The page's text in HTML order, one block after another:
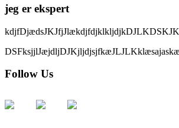
jeg er ekspert
Follow Us